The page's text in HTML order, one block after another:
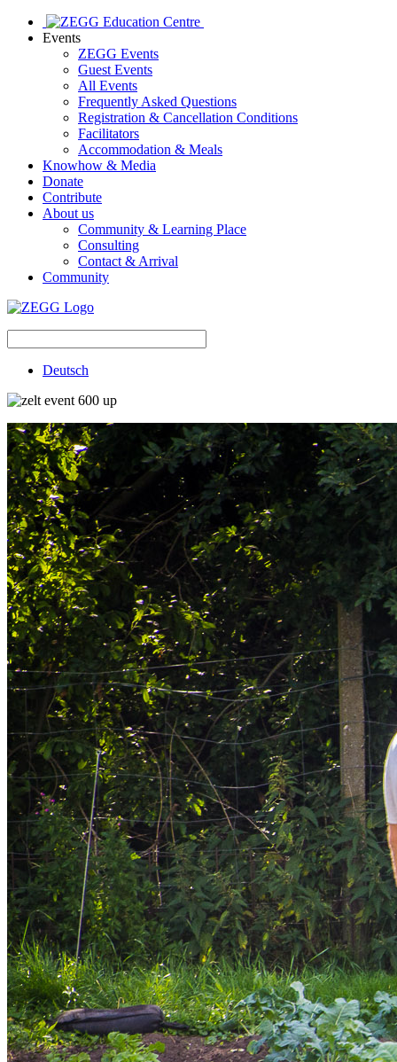
Events
ZEGG Events
Guest Events
All Events
Frequently Asked Questions
Registration & Cancellation Conditions
Facilitators
Accommodation & Meals
Knowhow & Media
Donate
Contribute
About us
Community & Learning Place
Consulting
Contact & Arrival
Community
Deutsch